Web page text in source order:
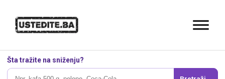
Šta tražite na sniženju?